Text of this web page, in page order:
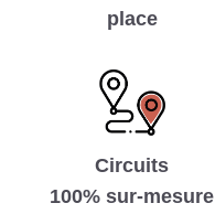
place
Circuits
100% sur-mesure